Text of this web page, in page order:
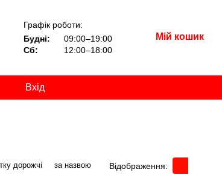
Графік роботи:
Будні:
09:00–19:00
Сб:
12:00–18:00
Мій кошик
Вхід
дорожчі за назвою Відображення: